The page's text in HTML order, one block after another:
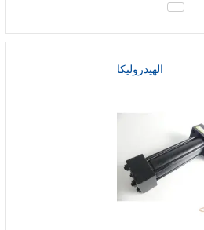
الهيدروليكا